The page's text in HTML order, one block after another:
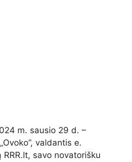
m. sausio 29 d. –
valdantis e.
savo novatorišku